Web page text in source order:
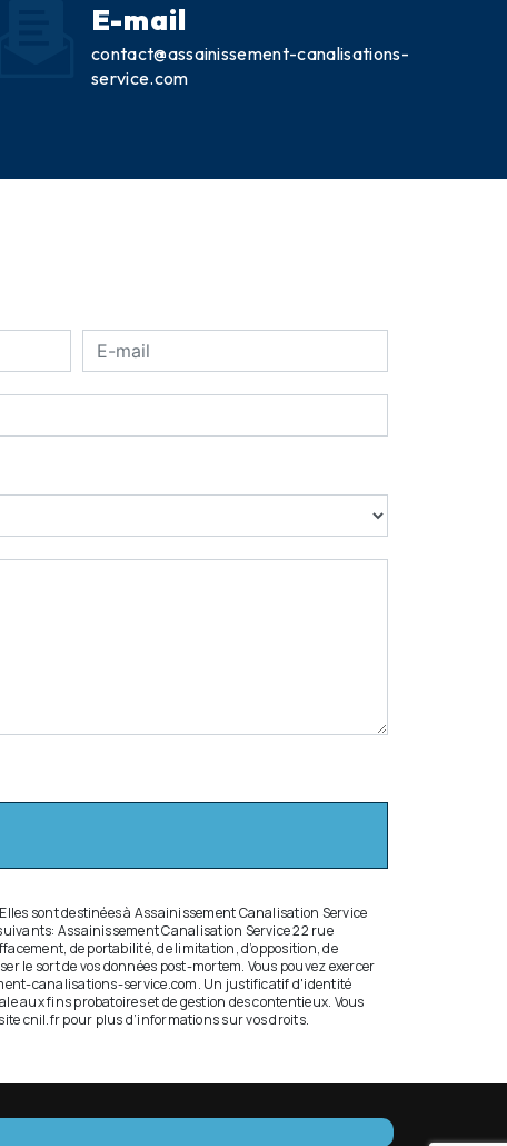
E-mail
contact@assainissement-canalisations-
service.com
sont destinées à Assainissement Canalisation Service
Assainissement Canalisation Service 22 rue
de portabilité, de limitation, d’opposition, de
le sort de vos données post-mortem. Vous pouvez exercer
canalisations-service.com. Un justificatif d'identité
aux fins probatoires et de gestion des contentieux. Vous
cnil.fr pour plus d’informations sur vos droits.